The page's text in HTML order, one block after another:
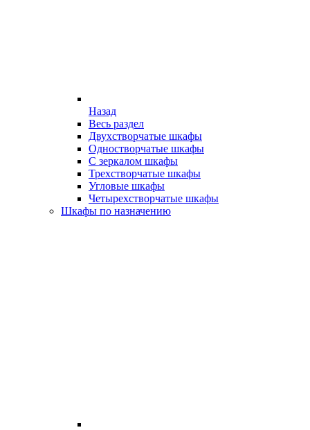
Назад
Весь раздел
Двухстворчатые шкафы
Одностворчатые шкафы
С зеркалом шкафы
Трехстворчатые шкафы
Угловые шкафы
Четырехстворчатые шкафы
Шкафы по назначению